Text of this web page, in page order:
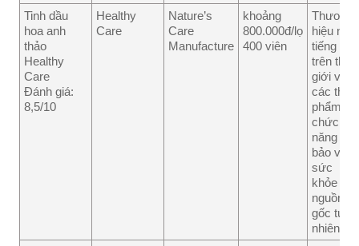
Tinh dầu
hoa anh
thảo
Healthy
Care
Đánh giá:
8,5/10
Healthy
Care
Nature’s
Care
Manufacture
khoảng
800.000đ/lọ
400 viên
Thương
hiệu nổi
tiếng
trên thế
giới với
các thực
phẩm
chức
năng
bảo vệ
sức
khỏe có
nguồn
gốc tự
nhiên.